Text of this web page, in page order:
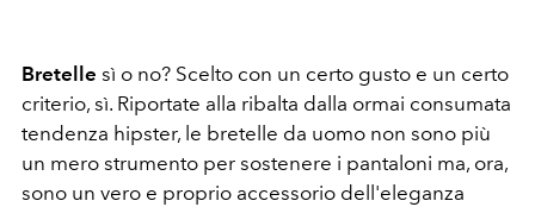
Bretelle sì o no? Scelto con un certo gusto e un certo
criterio, sì. Riportate alla ribalta dalla ormai consumata
tendenza hipster, le bretelle da uomo non sono più
un mero strumento per sostenere i pantaloni ma, ora,
sono un vero e proprio accessorio dell'eleganza